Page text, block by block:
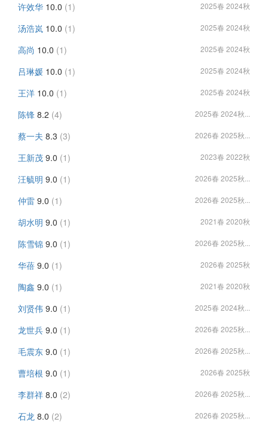
许效华 10.0 (1) 2025春 2024秋
汤浩岚 10.0 (1) 2025春 2024秋
高尚 10.0 (1) 2025春 2024秋
吕琳媛 10.0 (1) 2025春 2024秋
王洋 10.0 (1) 2025春 2024秋
陈锋 8.2 (4) 2025春 2024秋...
蔡一夫 8.3 (3) 2026春 2025秋...
王新茂 9.0 (1) 2023春 2022秋
汪毓明 9.0 (1) 2026春 2025秋...
仲雷 9.0 (1) 2026春 2025秋...
胡水明 9.0 (1) 2021春 2020秋
陈雪锦 9.0 (1) 2026春 2025秋...
华蓓 9.0 (1) 2026春 2025秋
陶鑫 9.0 (1) 2021春 2020秋
刘贤伟 9.0 (1) 2025春 2024秋...
龙世兵 9.0 (1) 2026春 2025秋...
毛震东 9.0 (1) 2026春 2025秋...
曹培根 9.0 (1) 2026春 2025秋
李群祥 8.0 (2) 2026春 2025秋...
石龙 8.0 (2) 2026春 2025秋...